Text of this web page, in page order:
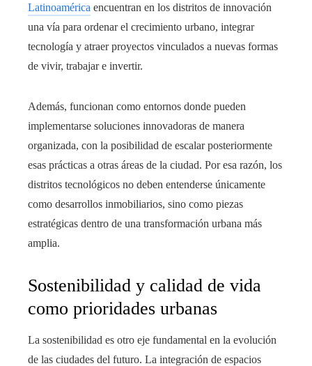
Latinoamérica encuentran en los distritos de innovación
una vía para ordenar el crecimiento urbano, integrar
tecnología y atraer proyectos vinculados a nuevas formas
de vivir, trabajar e invertir.
Además, funcionan como entornos donde pueden
implementarse soluciones innovadoras de manera
organizada, con la posibilidad de escalar posteriormente
esas prácticas a otras áreas de la ciudad. Por esa razón, los
distritos tecnológicos no deben entenderse únicamente
como desarrollos inmobiliarios, sino como piezas
estratégicas dentro de una transformación urbana más
amplia.
Sostenibilidad y calidad de vida
como prioridades urbanas
La sostenibilidad es otro eje fundamental en la evolución
de las ciudades del futuro. La integración de espacios